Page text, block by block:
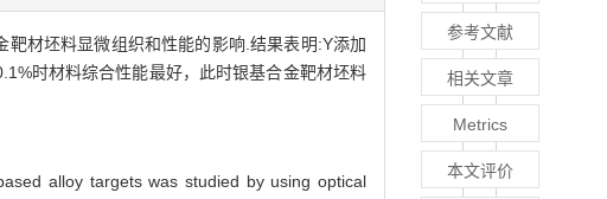
材坯料显微组织和性能的影响.结果表明:Y添加
时材料综合性能最好，此时银基合金靶材坯料
alloy targets was studied by using optical
参考文献
相关文章
Metrics
本文评价